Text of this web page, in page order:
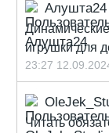
Алушта24
игрушки для
23:27
Читать